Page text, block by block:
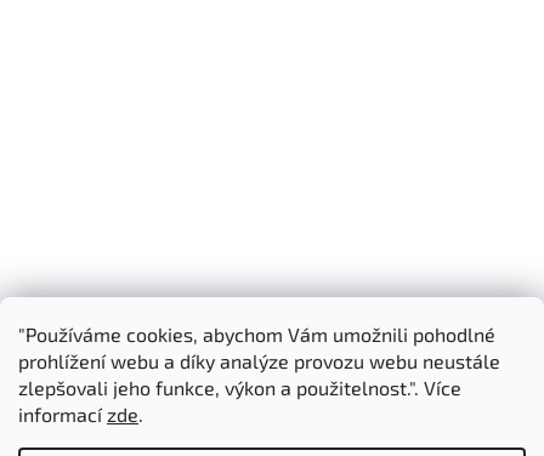
"Používáme cookies, abychom Vám umožnili pohodlné
prohlížení webu a díky analýze provozu webu neustále
zlepšovali jeho funkce, výkon a použitelnost.". Více
informacízde.
Shoptet.cz 3D Manufaktura s.r.o.